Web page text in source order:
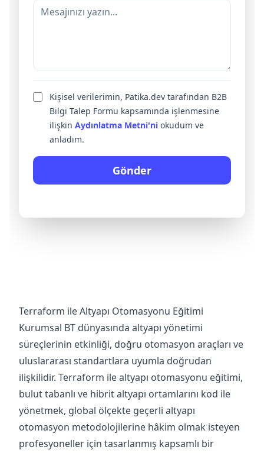
Kişisel verilerimin, Patika.dev tarafından B2B
Bilgi Talep Formu kapsamında işlenmesine
ilişkin Aydınlatma Metni'ni okudum ve
anladım.
Gönder
Terraform ile Altyapı Otomasyonu Eğitimi
Kurumsal BT dünyasında altyapı yönetimi
süreçlerinin etkinliği, doğru otomasyon araçları ve
uluslararası standartlara uyumla doğrudan
ilişkilidir. Terraform ile altyapı otomasyonu eğitimi,
bulut tabanlı ve hibrit altyapı ortamlarını kod ile
yönetmek, global ölçekte geçerli altyapı
otomasyon metodolojilerine hâkim olmak isteyen
profesyoneller için tasarlanmış kapsamlı bir